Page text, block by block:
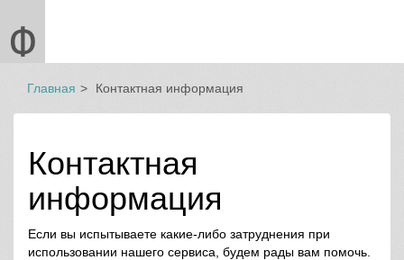
Главная Контактная информация
Контактная
информация
Если вы испытываете какие-либо затруднения при
использовании нашего сервиса, будем рады вам помочь.